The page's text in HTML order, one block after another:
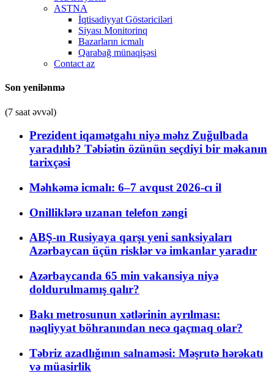
ASTNA
İqtisadiyyat Göstəriciləri
Siyası Monitorinq
Bazarların icmalı
Qarabağ münaqişəsi
Contact az
Son yenilənmə
(7 saat əvvəl)
Prezident iqamətgahı niyə məhz Zuğulbada
yaradılıb? Təbiətin özünün seçdiyi bir məkanın
tarixçəsi
Məhkəmə icmalı: 6–7 avqust 2026-cı il
Onilliklərə uzanan telefon zəngi
ABŞ-ın Rusiyaya qarşı yeni sanksiyaları
Azərbaycan üçün risklər və imkanlar yaradır
Azərbaycanda 65 min vakansiya niyə
doldurulmamış qalır?
Bakı metrosunun xətlərinin ayrılması:
nəqliyyat böhranından necə qaçmaq olar?
Təbriz azadlığının salnaməsi: Məşrutə hərəkatı
və müasirlik